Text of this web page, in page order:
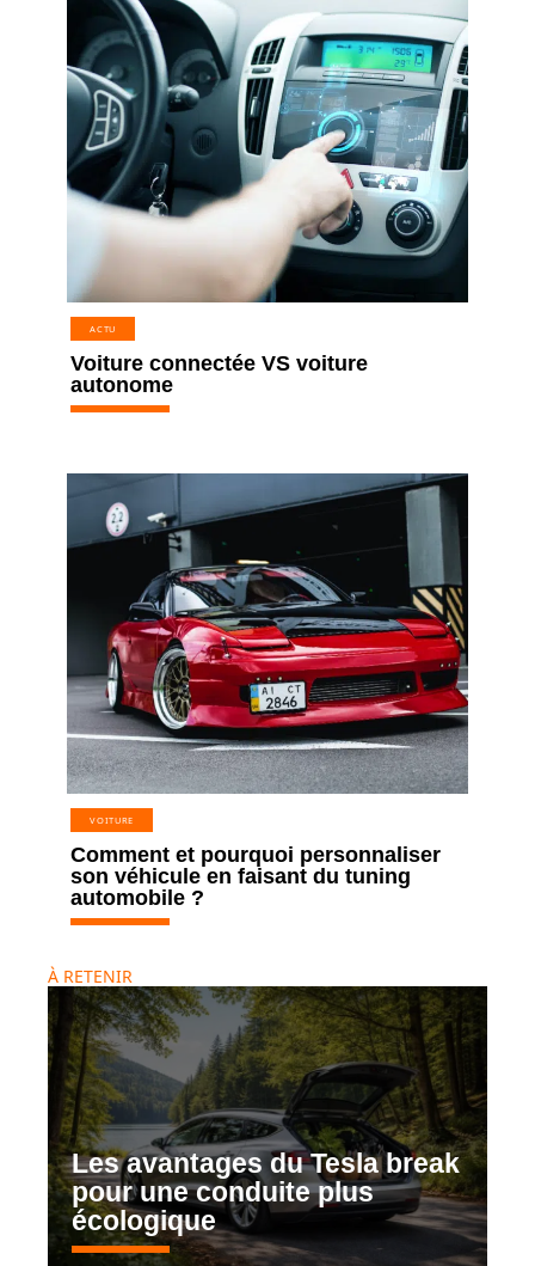
ACTU
Voiture connectée VS voiture
autonome
VOITURE
Comment et pourquoi personnaliser
son véhicule en faisant du tuning
automobile ?
À RETENIR
Les avantages du Tesla break
pour une conduite plus
écologique